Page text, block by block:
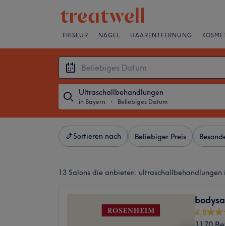
FRISEUR NÄGEL HAARENTFERNUNG
Ultraschallbehandlungen
in Bayern ・ Beliebiges Datum
Sortieren nach Beliebiger Preis
13 Salons die anbieten: ultraschallbehandlungen
4,8